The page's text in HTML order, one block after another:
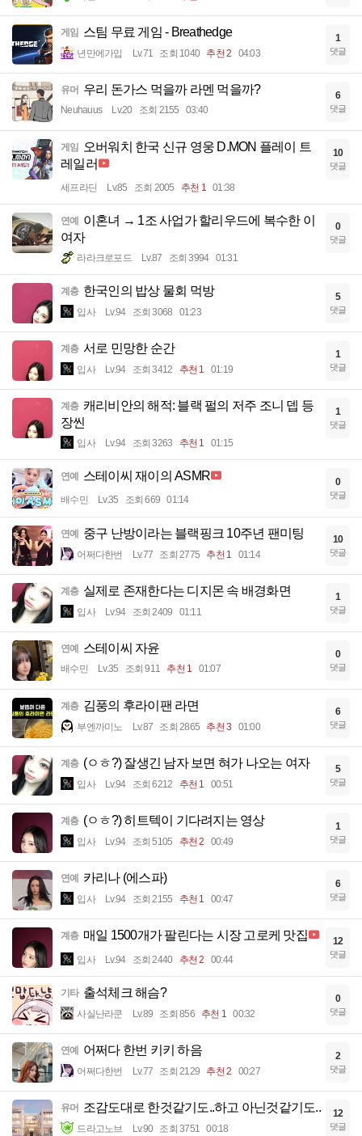
게임 스팀 무료 게임 - Breathedge
년만에가입 Lv.71 조회 1040 추천 2 04:03
1
댓글
유머 우리 돈가스 먹을까 라멘 먹을까?
Neuhauus Lv.20 조회 2155 03:40
6
댓글
게임
오버워치 한국 신규 영웅 D.MON 플레이 트
레일러
세프라딘 Lv.85 조회 2005 추천 1 01:38
10
댓글
연예
이혼녀 → 1조 사업가 할리우드에 복수한 이
여자
라라크로포드 Lv.87 조회 3994 01:31
0
댓글
계층 한국인의 밥상 물회 먹방
입사 Lv.94 조회 3068 01:23
5
댓글
계층 서로 민망한 순간
입사 Lv.94 조회 3412 추천 1 01:19
1
댓글
계층 캐리비안의 해적: 블랙 펄의 저주 조니 뎁 등
장씬
입사 Lv.94 조회 3263 추천 1 01:15
1
댓글
연예 스테이씨 재이의 ASMR
배수민 Lv.35 조회 669 01:14
0
댓글
연예 중구 난방이라는 블랙핑크 10주년 팬미팅
어쩌다한번 Lv.77 조회 2775 추천 1 01:14
10
댓글
계층 실제로 존재한다는 디지몬 속 배경화면
입사 Lv.94 조회 2409 01:11
1
댓글
연예 스테이씨 자윤
배수민 Lv.35 조회 911 추천 1 01:07
0
댓글
계층 김풍의 후라이팬 라면
부엔까미노 Lv.87 조회 2865 추천 3 01:00
6
댓글
계층 (ㅇㅎ?) 잘생긴 남자 보면 혀가 나오는 여자
입사 Lv.94 조회 6212 추천 1 00:51
5
댓글
계층 (ㅇㅎ?) 히트텍이 기다려지는 영상
입사 Lv.94 조회 5105 추천 2 00:49
1
댓글
연예 카리나 (에스파)
입사 Lv.94 조회 2155 추천 1 00:47
6
댓글
계층 매일 1500개가 팔린다는 시장 고로케 맛집
입사 Lv.94 조회 2440 추천 2 00:44
12
댓글
기타 출석체크 해슴?
사실난라쿤 Lv.89 조회 856 추천 1 00:32
0
댓글
연예 어쩌다 한번 키키 하음
어쩌다한번 Lv.77 조회 2129 추천 2 00:27
2
댓글
유머 조감도대로 한것같기도..하고 아닌것같기도..
드라고노브 Lv.90 조회 3751 00:18
12
댓글